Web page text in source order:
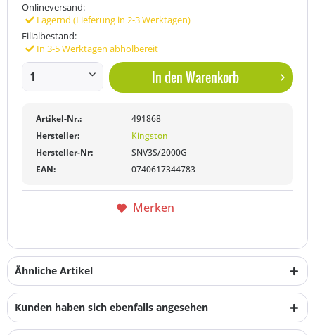
Onlineversand:
Lagernd (Lieferung in 2-3 Werktagen)
Filialbestand:
In 3-5 Werktagen abholbereit
In denWarenkorb
Artikel-Nr.:
491868
Hersteller:
Kingston
Hersteller-Nr:
SNV3S/2000G
EAN:
0740617344783
Merken
Ähnliche Artikel
Kunden haben sich ebenfalls angesehen